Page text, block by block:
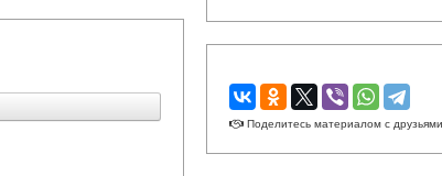
Поделитесь материалом с друзьями